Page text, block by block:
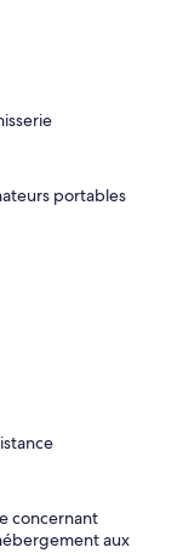
portables
concernant
aux